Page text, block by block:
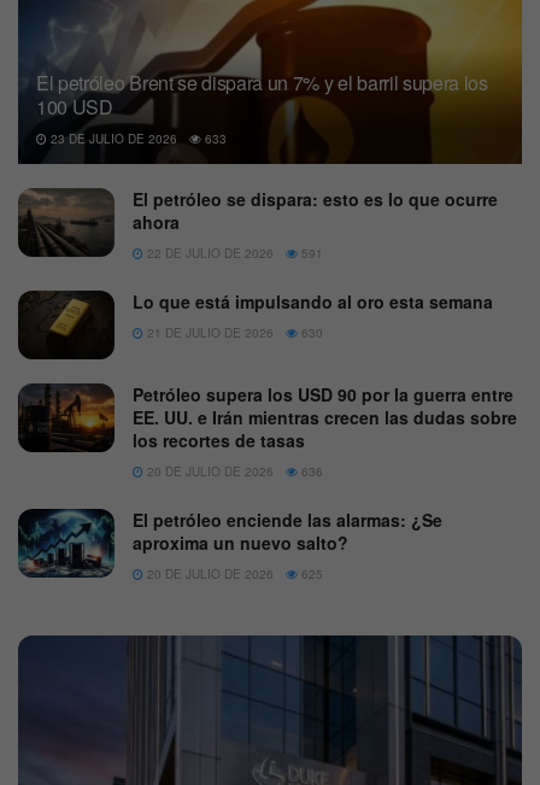
El petróleo Brent se dispara un 7% y el barril supera los
100 USD
23 DE JULIO DE 2026 633
El petróleo se dispara: esto es lo que ocurre
ahora
22 DE JULIO DE 2026 591
Lo que está impulsando al oro esta semana
21 DE JULIO DE 2026 630
Petróleo supera los USD 90 por la guerra entre
EE. UU. e Irán mientras crecen las dudas sobre
los recortes de tasas
20 DE JULIO DE 2026 636
El petróleo enciende las alarmas: ¿Se
aproxima un nuevo salto?
20 DE JULIO DE 2026 625